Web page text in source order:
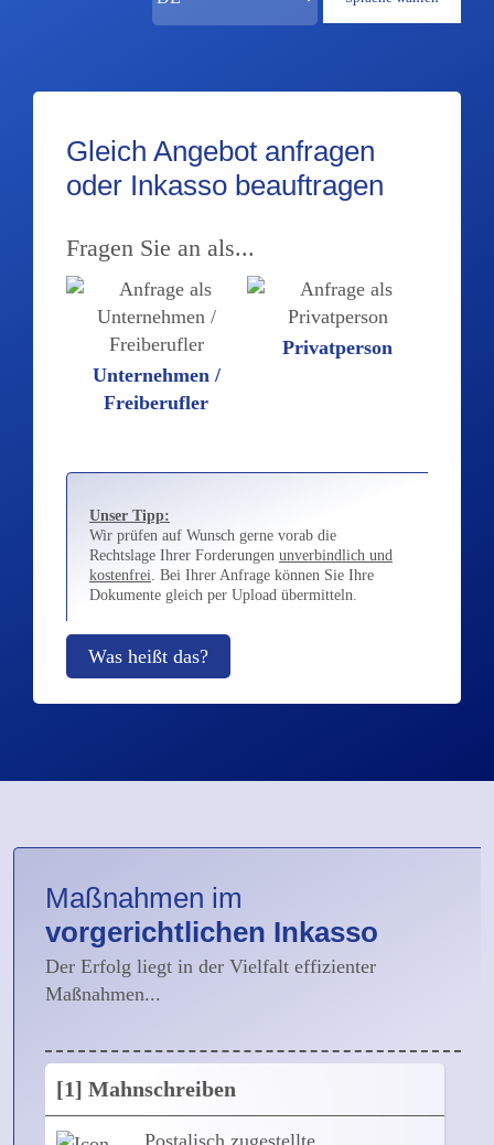
Gleich Angebot anfragen
oder Inkasso beauftragen
Fragen Sie an als...
Unternehmen /
Freiberufler
Privatperson
Unser Tipp:
Wir prüfen auf Wunsch gerne vorab die
Rechtslage Ihrer Forderungen unverbindlich und
kostenfrei. Bei Ihrer Anfrage können Sie Ihre
Dokumente gleich per Upload übermitteln.
Was heißt das?
Maßnahmen im
vorgerichtlichen Inkasso
Der Erfolg liegt in der Vielfalt effizienter
Maßnahmen...
[1] Mahnschreiben
Postalisch zugestellte